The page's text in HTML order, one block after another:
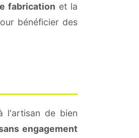
fabrication et la
bénéficier des
l'artisan de bien
engagement